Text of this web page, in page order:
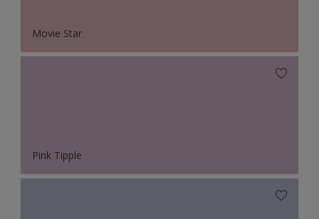
Movie Star
Pink Tipple